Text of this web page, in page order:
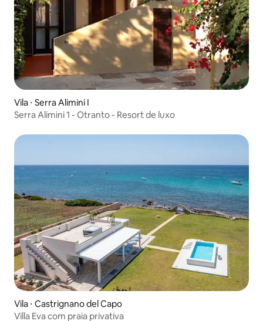
Vila ⋅ Serra Alimini I
Serra Alimini 1 - Otranto - Resort de luxo
Vila ⋅ Castrignano del Capo
Villa Eva com praia privativa